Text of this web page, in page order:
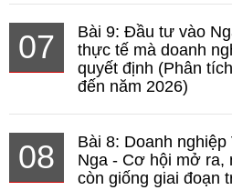
07
Bài 9: Đầu tư vào
thực tế mà doanh
quyết định (Phân
đến năm 2026)
08
Bài 8: Doanh
Nga - Cơ hội mở ra,
còn giống giai đoạn